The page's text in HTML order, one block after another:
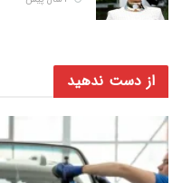
از دست ندهید